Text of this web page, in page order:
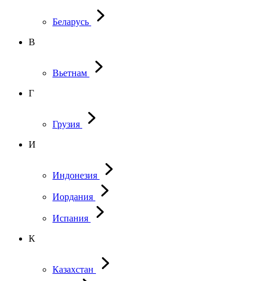
Беларусь
В
Вьетнам
Г
Грузия
И
Индонезия
Иордания
Испания
К
Казахстан